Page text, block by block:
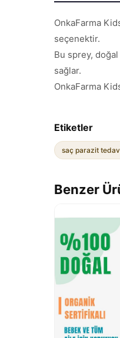
OnkaFarma
seçenektir.
Bu sprey, doğal
sağlar.
OnkaFarma
Etiketler
saç parazit
Benzer